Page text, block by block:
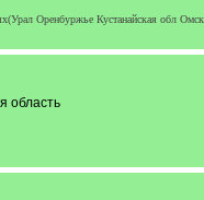
Оренбуржье Кустанайская обл
область